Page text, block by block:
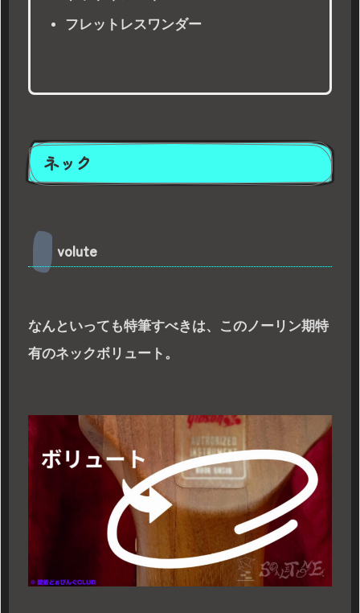
フレットレスワンダー
ネック
volute
なんといっても特筆すべきは、このノーリン期特
有のネックボリュート。